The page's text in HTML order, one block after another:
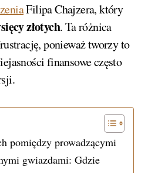
Filipa Chajzera, który
złotych. Ta różnica
ponieważ tworzy to
finansowe często
pomiędzy prowadzącymi
gwiazdami: Gdzie